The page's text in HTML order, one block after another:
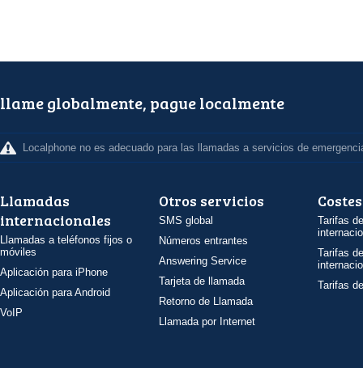
llame globalmente, pague localmente
Localphone no es adecuado para las llamadas a servicios de
Llamadas
internacionales
Llamadas a teléfonos fijos o
móviles
Aplicación para iPhone
Aplicación para Android
VoIP
Otros servicios
SMS global
Números entrantes
Answering Service
Tarjeta de llamada
Retorno de Llamada
Llamada por Internet
Costes
Tarifas
Tarifas
Tarifas